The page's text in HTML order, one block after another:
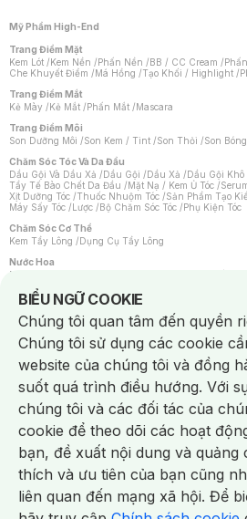
Mỹ Phẩm High-End
Trang Điểm Mặt
Kem Lót /Kem Nền /Phấn Nền /BB / CC Cream /
Che Khuyết Điểm /Má Hồng /Tạo Khối / Highlight /
Trang Điểm Mắt
Kẻ Mày /Kẻ Mắt /Phấn Mắt /Mascara
Trang Điểm Môi
Son Dưỡng Môi /Son Kem / Tint /Son Thỏi /Son Bóng
Chăm Sóc Tóc Và Da Đầu
Dầu Gội Và Dầu Xả /Dầu Gội /Dầu Xả /Dầu Gội Khô
Tẩy Tế Bào Chết Da Đầu /Mặt Nạ / Kem Ủ Tóc /
Xịt Dưỡng Tóc /Thuốc Nhuộm Tóc /Sản Phẩm Tạo
Máy Sấy Tóc /Lược /Bộ Chăm Sóc Tóc /Phụ Kiện Tóc
Chăm Sóc Cơ Thể
Kem Tẩy Lông /Dụng Cụ Tẩy Lông
Nước Hoa
Nước Hoa Nữ
Chăm Sóc Cá Nhân
Chống Muỗi /Khẩu Trang /Máy Massage/Mặt Nạ
Sản Phẩm Chăm Sóc Khác /Bàn Chải Đánh Răng /
Hỗ Trợ Trắng Răng/Kem Đánh Răng /Máy Tăm Nước
Tăm / Chỉ Nha Khoa/ Xịt Thơm Miệng / Dung Dịch
Khăn Ướt Vệ Sinh Vùng Kín/Băng Vệ Sinh/Tampon
Máy Cạo Râu
Vấn Đề Về Da
Da Dầu / Lỗ Chân Lông To/ Da Khô / Mất Nước/ Da
Da Nhạy Cảm / Kích Ứng
Da Xỉn Màu Thâm /
Quầng Thâm & Bọng Mắt /Sẹo /Viêm Da Cơ Địa
Dụng Cụ / Phụ Kiện Chăm Sóc Da
Bông Tẩy Trang
Khăn Lau Mặt Khô Dụng Cụ / Máy
Dụng Cụ Chăm Sóc Khác
BIỂU NGỮ COOKIE
Notice about cookies usage
Chúng tôi quan tâm đến quyền
Chúng tôi sử dụng các cookie
website của chúng tôi và đồng
suốt quá trình điều hướng. Với
chúng tôi và các đối tác của
cookie để theo dõi các hoạt
bạn, đề xuất nội dung và quảng
thích và ưu tiên của bạn cũng
liên quan đến mạng xã hội. Để